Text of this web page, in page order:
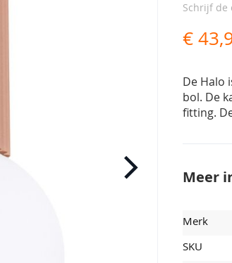
Schrijf de
€
De Halo
bol. De
fitting.
Meer
Merk
SKU